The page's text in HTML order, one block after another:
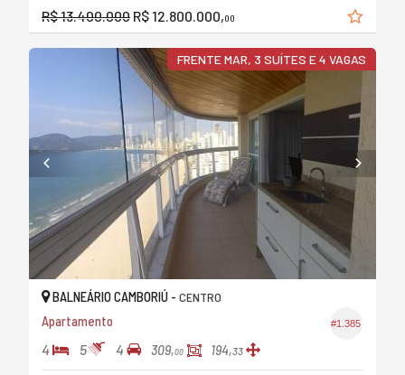
R$ 13.400.000 R$ 12.800.000,00
FRENTE MAR, 3 SUÍTES E 4 VAGAS
#1.385
BALNEÁRIO CAMBORIÚ - CENTRO
Apartamento
4 5 4 309,00 194,33